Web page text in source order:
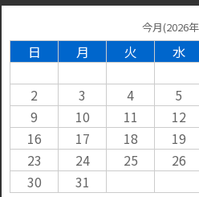
今月(2026
日 月 火 水
2
3 4 5
9
10 11 12
16
17 18 19
23
24 25 26
30
31